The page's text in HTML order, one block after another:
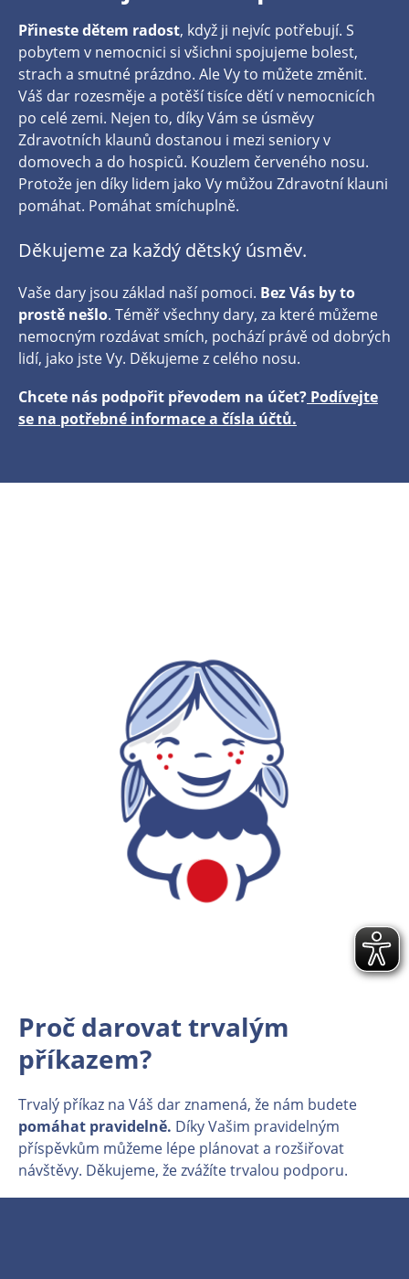
Přineste dětem radost, když ji nejvíc potřebují. S
pobytem v nemocnici si všichni spojujeme bolest,
strach a smutné prázdno. Ale Vy to můžete změnit.
Váš dar rozesměje a potěší tisíce dětí v nemocnicích
po celé zemi. Nejen to, díky Vám se úsměvy
Zdravotních klaunů dostanou i mezi seniory v
domovech a do hospiců. Kouzlem červeného nosu.
Protože jen díky lidem jako Vy můžou Zdravotní klauni
pomáhat. Pomáhat smíchuplně.
Děkujeme za každý dětský úsměv.
Vaše dary jsou základ naší pomoci. Bez Vás by to
prostě nešlo. Téměř všechny dary, za které můžeme
nemocným rozdávat smích, pochází právě od dobrých
lidí, jako jste Vy. Děkujeme z celého nosu.
Chcete nás podpořit převodem na účet? Podívejte
se na potřebné informace a čísla účtů.
Proč darovat trvalým
příkazem?
Trvalý příkaz na Váš dar znamená, že nám budete
pomáhat pravidelně. Díky Vašim pravidelným
příspěvkům můžeme lépe plánovat a rozšiřovat
návštěvy. Děkujeme, že zvážíte trvalou podporu.